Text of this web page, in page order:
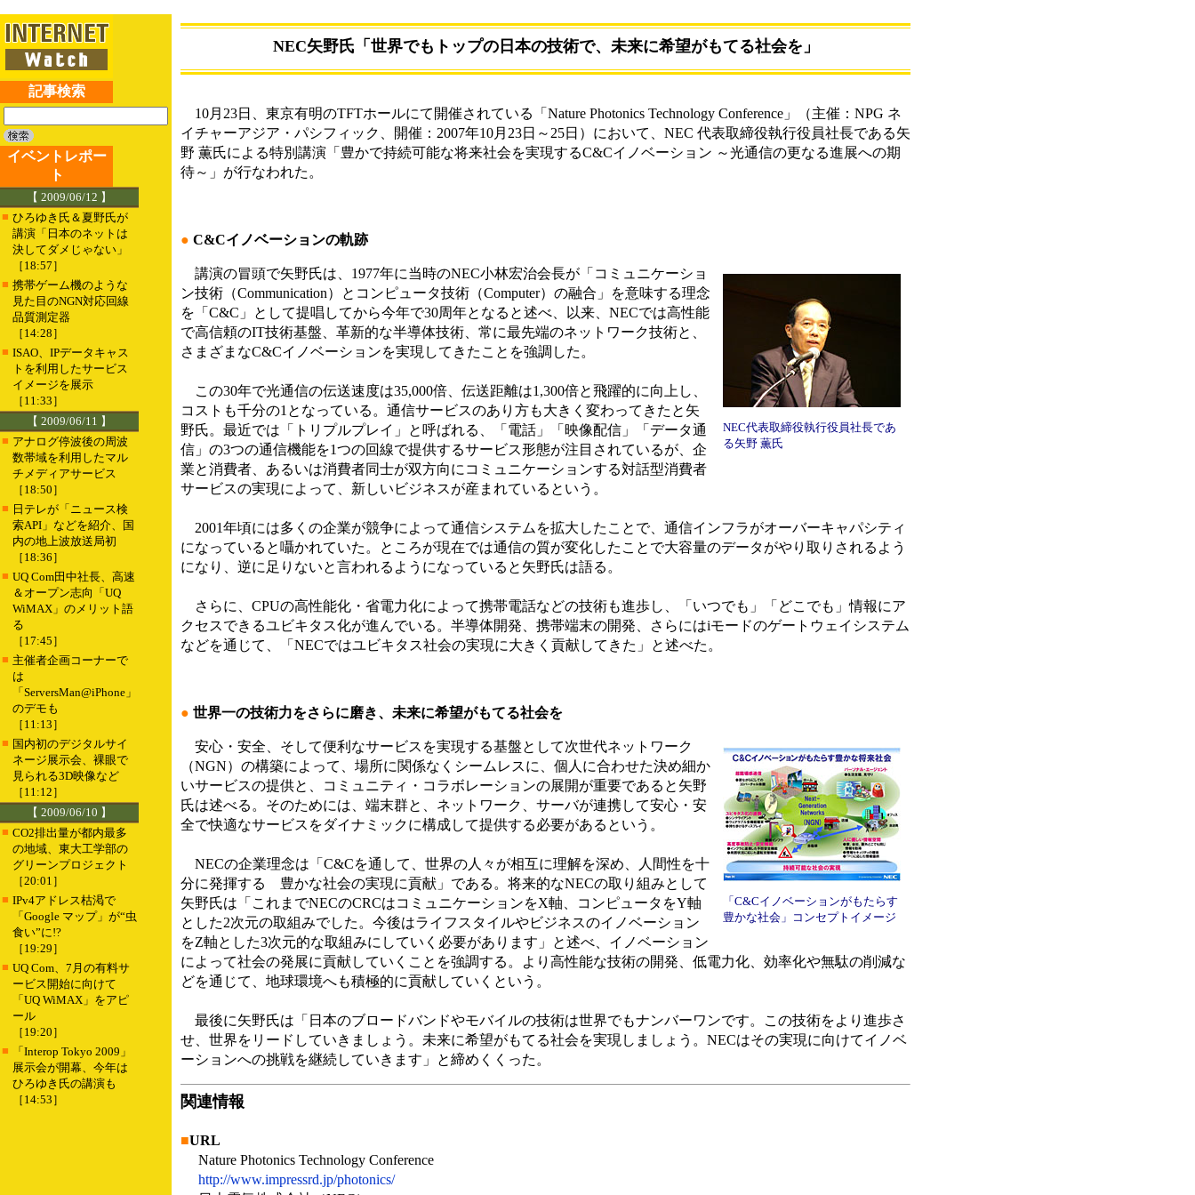
記事検索
イベントレポー
ト
【 2009/06/12 】
■ ひろゆき氏＆夏野氏が
講演「日本のネットは
決してダメじゃない」
［18:57］
■ 携帯ゲーム機のような
見た目のNGN対応回線
品質測定器
［14:28］
■ ISAO、IPデータキャス
トを利用したサービス
イメージを展示
［11:33］
【 2009/06/11 】
■ アナログ停波後の周波
数帯域を利用したマル
チメディアサービス
［18:50］
■ 日テレが「ニュース検
索API」などを紹介、国
内の地上波放送局初
［18:36］
■ UQ Com田中社長、高速
＆オープン志向「UQ
WiMAX」のメリット語
る
［17:45］
■ 主催者企画コーナーで
は
「ServersMan@iPhone」
のデモも
［11:13］
■ 国内初のデジタルサイ
ネージ展示会、裸眼で
見られる3D映像など
［11:12］
【 2009/06/10 】
■ CO2排出量が都内最多
の地域、東大工学部の
グリーンプロジェクト
［20:01］
■ IPv4アドレス枯渇で
「Google マップ」が“虫
食い”に!?
［19:29］
■ UQ Com、7月の有料サ
ービス開始に向けて
「UQ WiMAX」をアピ
ール
［19:20］
■
「Interop Tokyo 2009」
展示会が開幕、今年は
ひろゆき氏の講演も
［14:53］
NEC矢野氏「世界でもトップの日本の技術で、未来に希望がもてる社会を」
10月23日、東京有明のTFTホールにて開催されている「Nature Photonics Technology Conference」（主催：NPG ネ
イチャーアジア・パシフィック、開催：2007年10月23日～25日）において、NEC 代表取締役執行役員社長である矢
野 薫氏による特別講演「豊かで持続可能な将来社会を実現するC&Cイノベーション ～光通信の更なる進展への期
待～」が行なわれた。
● C&Cイノベーションの軌跡
NEC代表取締役執行役員社長であ
る矢野 薫氏
講演の冒頭で矢野氏は、1977年に当時のNEC小林宏治会長が「コミュニケーショ
ン技術（Communication）とコンピュータ技術（Computer）の融合」を意味する理念
を「C&C」として提唱してから今年で30周年となると述べ、以来、NECでは高性能
で高信頼のIT技術基盤、革新的な半導体技術、常に最先端のネットワーク技術と、
さまざまなC&Cイノベーションを実現してきたことを強調した。
この30年で光通信の伝送速度は35,000倍、伝送距離は1,300倍と飛躍的に向上し、
コストも千分の1となっている。通信サービスのあり方も大きく変わってきたと矢
野氏。最近では「トリプルプレイ」と呼ばれる、「電話」「映像配信」「データ通
信」の3つの通信機能を1つの回線で提供するサービス形態が注目されているが、企
業と消費者、あるいは消費者同士が双方向にコミュニケーションする対話型消費者
サービスの実現によって、新しいビジネスが産まれているという。
2001年頃には多くの企業が競争によって通信システムを拡大したことで、通信インフラがオーバーキャパシティ
になっていると囁かれていた。ところが現在では通信の質が変化したことで大容量のデータがやり取りされるよう
になり、逆に足りないと言われるようになっていると矢野氏は語る。
さらに、CPUの高性能化・省電力化によって携帯電話などの技術も進歩し、「いつでも」「どこでも」情報にア
クセスできるユビキタス化が進んでいる。半導体開発、携帯端末の開発、さらにはiモードのゲートウェイシステム
などを通じて、「NECではユビキタス社会の実現に大きく貢献してきた」と述べた。
● 世界一の技術力をさらに磨き、未来に希望がもてる社会を
「C&Cイノベーションがもたらす
豊かな社会」コンセプトイメージ
安心・安全、そして便利なサービスを実現する基盤として次世代ネットワーク
（NGN）の構築によって、場所に関係なくシームレスに、個人に合わせた決め細か
いサービスの提供と、コミュニティ・コラボレーションの展開が重要であると矢野
氏は述べる。そのためには、端末群と、ネットワーク、サーバが連携して安心・安
全で快適なサービスをダイナミックに構成して提供する必要があるという。
NECの企業理念は「C&Cを通して、世界の人々が相互に理解を深め、人間性を十
分に発揮する 豊かな社会の実現に貢献」である。将来的なNECの取り組みとして
矢野氏は「これまでNECのCRCはコミュニケーションをX軸、コンピュータをY軸
とした2次元の取組みでした。今後はライフスタイルやビジネスのイノベーション
をZ軸とした3次元的な取組みにしていく必要があります」と述べ、イノベーション
によって社会の発展に貢献していくことを強調する。より高性能な技術の開発、低電力化、効率化や無駄の削減な
どを通じて、地球環境へも積極的に貢献していくという。
最後に矢野氏は「日本のブロードバンドやモバイルの技術は世界でもナンバーワンです。この技術をより進歩さ
せ、世界をリードしていきましょう。未来に希望がもてる社会を実現しましょう。NECはその実現に向けてイノベ
ーションへの挑戦を継続していきます」と締めくくった。
関連情報
■URL
Nature Photonics Technology Conference
http://www.impressrd.jp/photonics/